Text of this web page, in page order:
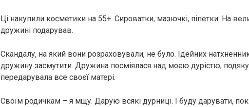
Ці накупили косметики на 55+. Сироватки, мазючкі, піпетки. На
дружині подарував.
Скандалу, на який вони розраховували, не було. Ідейних
дружину засмутити. Дружина посміялася над моєю дурістю,
передарувала все своєї матері.
Своїм родичкам – я мщу. Дарую всякі дурниці. І буду дарувати,